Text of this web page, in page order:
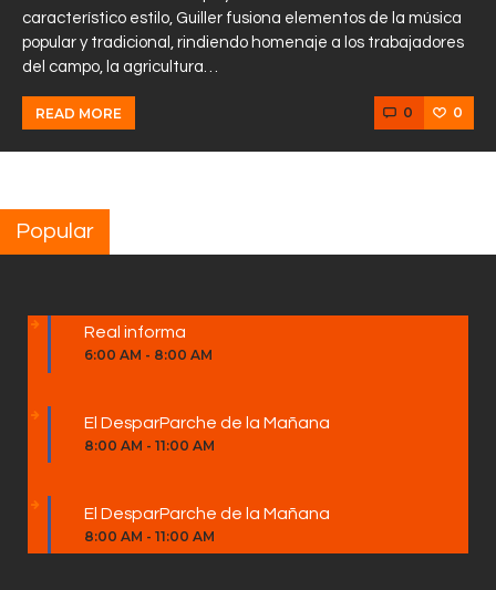
característico estilo, Guiller fusiona elementos de la música
popular y tradicional, rindiendo homenaje a los trabajadores
del campo, la agricultura…
READ MORE 0 0
Popular
Real informa
6:00 AM - 8:00 AM
El DesparParche de la Mañana
8:00 AM - 11:00 AM
El DesparParche de la Mañana
8:00 AM - 11:00 AM